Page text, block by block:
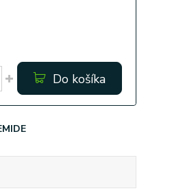
Do košíka